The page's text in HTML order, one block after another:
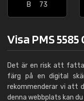
B
73
Visa PMS
Det är en risk att
färg på en digital
rekommenderar vi att
denna webbplats kan du